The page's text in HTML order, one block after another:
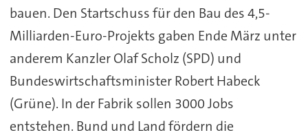
bauen. Den Startschuss für den Bau des 4,5-
Milliarden-Euro-Projekts gaben Ende März unter
anderem Kanzler Olaf Scholz (SPD) und
Bundeswirtschaftsminister Robert Habeck
(Grüne). In der Fabrik sollen 3000 Jobs
entstehen. Bund und Land fördern die